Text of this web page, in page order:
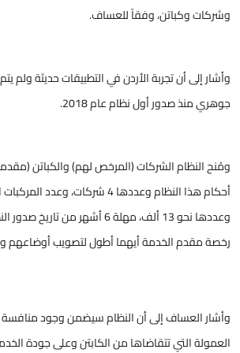
وشركات وكباتن، وفقاً للعساف.
وأشار إلى أن تجربة الأردن في التطبيقات حديثة ولم
جوهري منذ صدور أول نظام عام 2018.
ومُنح النظام الشركات (المرخص لهم) والكباتن
أحكام هذا النظام وعددها 4 شركات،
وعددها نحو 13 ألف، مهلة 6 أشهر من
رخصة مقدم الخدمة أيهما أطول لتصويب أوضاعهم
وأشار العساف إلى أن النظام سيضمن وجود
العمولة التي تتقاضاها من الكابتن وعلى جودة